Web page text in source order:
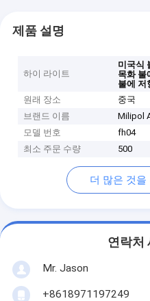
제품 설명
하이 라이트
미국식
목화 불
불에 저
원래 장소
중국
브랜드 이름
Milipol
모델 번호
fh04
최소 주문 수량
500
더 많은 것을
연락처
Mr. Jason
+8618971197249